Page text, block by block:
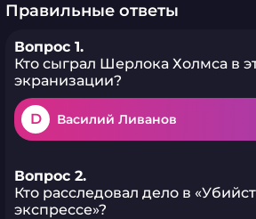
Правильные ответы
Вопрос 1.
Кто сыграл Шерлока Холмса в
экранизации?
D Василий Ливанов
Вопрос 2.
Кто расследовал дело в
экспрессе»?